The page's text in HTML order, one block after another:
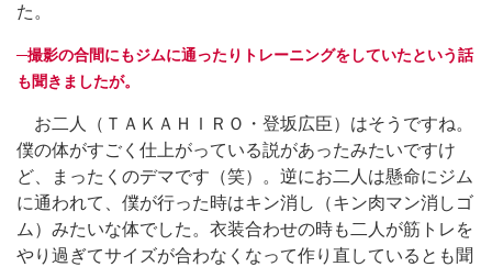
た。
─撮影の合間にもジムに通ったりトレーニングをしていたという話
も聞きましたが。
お二人（ＴＡＫＡＨＩＲＯ・登坂広臣）はそうですね。
僕の体がすごく仕上がっている説があったみたいですけ
ど、まったくのデマです（笑）。逆にお二人は懸命にジム
に通われて、僕が行った時はキン消し（キン肉マン消しゴ
ム）みたいな体でした。衣装合わせの時も二人が筋トレを
やり過ぎてサイズが合わなくなって作り直しているとも聞